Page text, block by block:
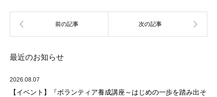
最近のお知らせ
2026.08.07
【イベント】『ボランティア養成講座～はじめの一歩を踏み出そ